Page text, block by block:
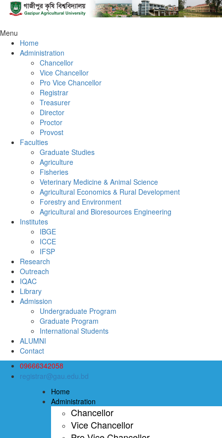
Menu
Home
Administration
Chancellor
Vice Chancellor
Pro Vice Chancellor
Registrar
Treasurer
Director
Proctor
Provost
Faculties
Graduate Studies
Agriculture
Fisheries
Veterinary Medicine & Animal Science
Agricultural Economics & Rural Development
Forestry and Environment
Agricultural and Bioresources Engineering
Institutes
IBGE
ICCE
IFSP
Research
Outreach
IQAC
Library
Admission
Undergraduate Program
Graduate Program
International Students
ALUMNI
Contact
09666342058
registrar@gau.edu.bd
Home
Administration
Chancellor
Vice Chancellor